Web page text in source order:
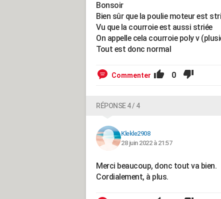
Bonsoir
Bien sûr que la poulie moteur est
Vu que la courroie est aussi striée
On appelle cela courroie poly v
Tout est donc normal
Commenter 0
RÉPONSE 4 / 4
Klekle2908
28 juin 2022 à 21:57
Merci beaucoup, donc tout va bien.
Cordialement, à plus.